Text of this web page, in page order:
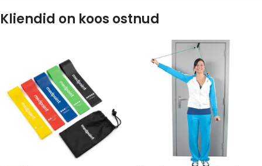
Kliendid on koos ostnud